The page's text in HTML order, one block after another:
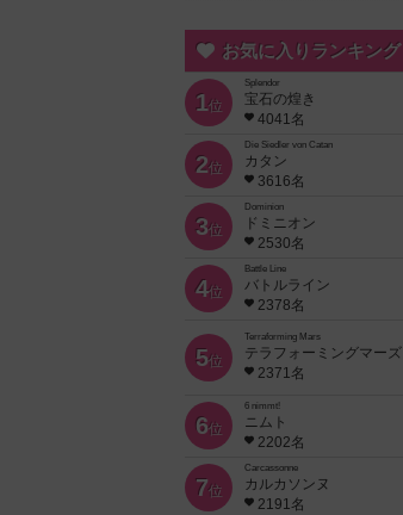
お気に入りランキング
1位
Splendor
宝石の煌き
4041名
2位
Die Siedler von Catan
カタン
3616名
3位
Dominion
ドミニオン
2530名
4位
Battle Line
バトルライン
2378名
5位
Terraforming Mars
テラフォーミングマーズ
2371名
6位
6 nimmt!
ニムト
2202名
7位
Carcassonne
カルカソンヌ
2191名